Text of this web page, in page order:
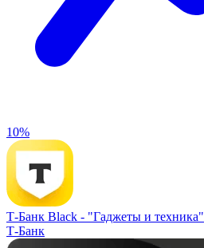
10%
Т-Банк Black - "Гаджеты и техника"
Т-Банк